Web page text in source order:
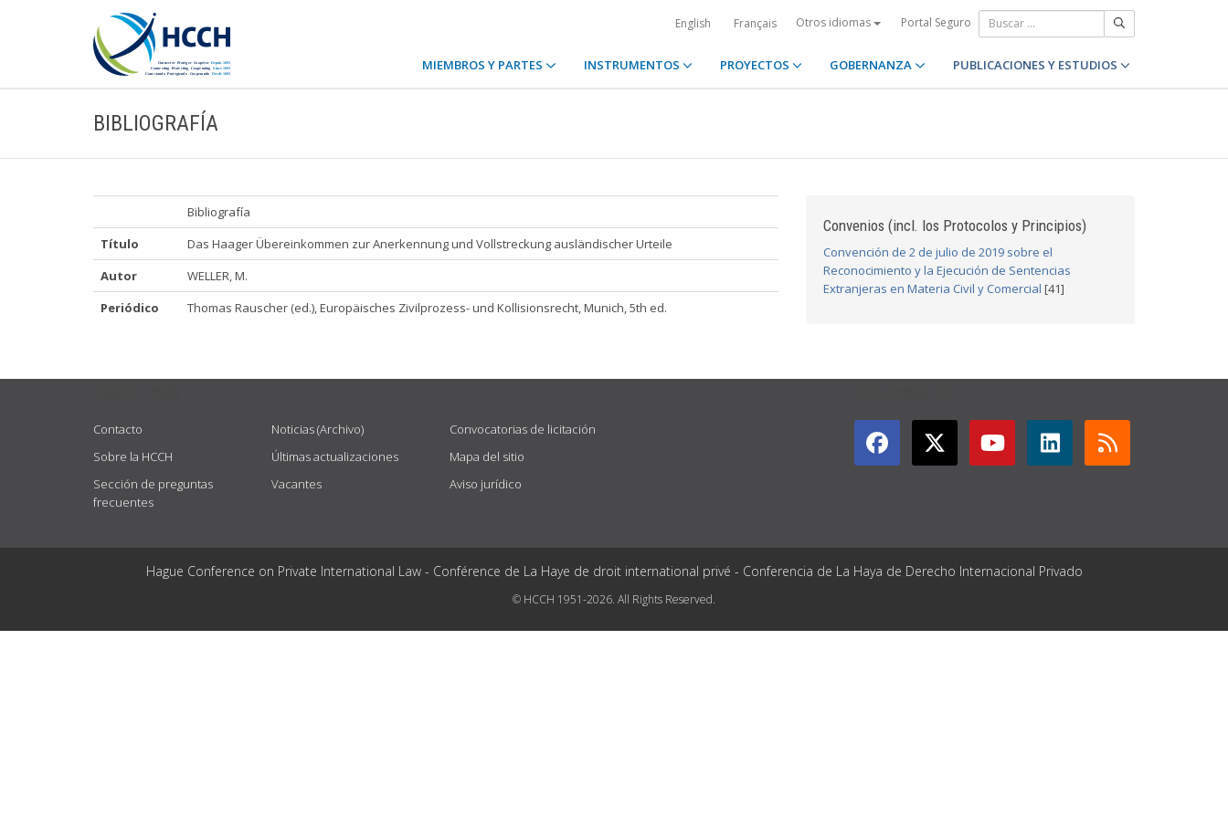
English Français Otros idiomas Portal Seguro
MIEMBROS Y PARTES INSTRUMENTOS PROYECTOS GOBERNANZA PUBLICACIONES Y ESTUDIOS
BIBLIOGRAFÍA
Bibliografía
Título
Das Haager Übereinkommen zur Anerkennung und Vollstreckung ausländischer Urteile
Autor
WELLER, M.
Periódico
Thomas Rauscher (ed.), Europäisches Zivilprozess- und Kollisionsrecht, Munich, 5th ed.
Convenios (incl. los Protocolos y Principios)
Convención de 2 de julio de 2019 sobre el
Reconocimiento y la Ejecución de Sentencias
Extranjeras en Materia Civil y Comercial [41]
Contacto
Sobre la HCCH
Sección de preguntas
frecuentes
Noticias (Archivo)
Últimas actualizaciones
Vacantes
Convocatorias de licitación
Mapa del sitio
Aviso jurídico
Hague Conference on Private International Law - Conférence de La Haye de droit international privé - Conferencia de La Haya de Derecho Internacional Privado
© HCCH 1951-2026. All Rights Reserved.